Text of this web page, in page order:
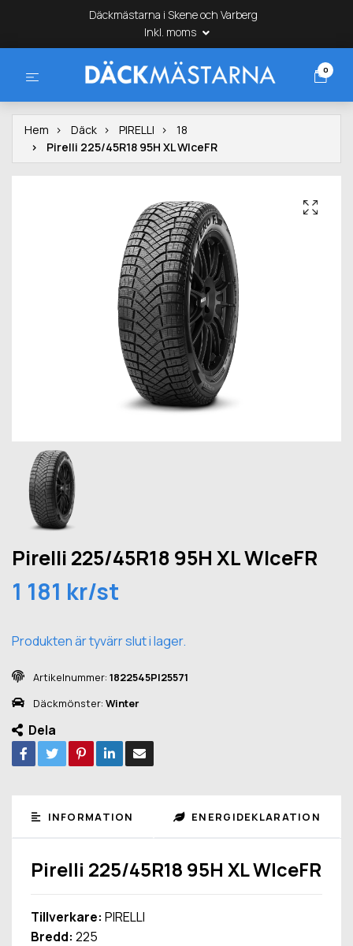
Däckmästarna i Skene och Varberg
Inkl. moms
0
Hem Däck PIRELLI
18
Pirelli 225/45R18 95H XL WIceFR
Pirelli 225/45R18 95H XL WIceFR
1 181 kr/st
Produkten är tyvärr slut i lager.
Artikelnummer: 1822545PI25571
Däckmönster: Winter
Dela
INFORMATION ENERGIDEKLARATION
Pirelli 225/45R18 95H XL WIceFR
Tillverkare: PIRELLI
Bredd: 225